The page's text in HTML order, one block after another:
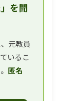
を聞
元教員
いるこ
匿名